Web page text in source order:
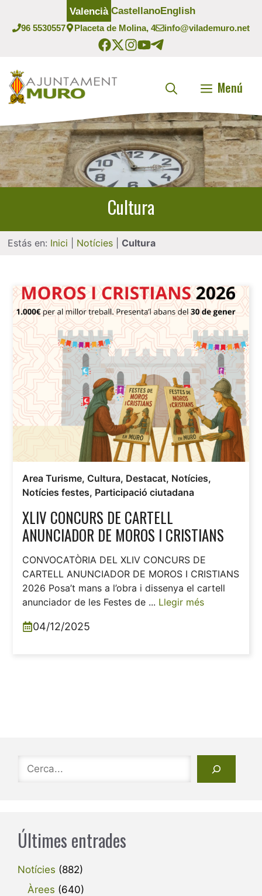
contingut
96 5530557 Placeta de Molina, 4 info@vilademuro.net
Valencià CastellanoEnglish
Menú
Cultura
Estás en: Inici Notícies Cultura
Area Turisme, Cultura, Destacat, Notícies,
Notícies festes, Participació ciutadana
XLIV CONCURS DE CARTELL
ANUNCIADOR DE MOROS I CRISTIANS
CONVOCATÒRIA DEL XLIV CONCURS DE
CARTELL ANUNCIADOR DE MOROS I CRISTIANS
2026 Posa’t mans a l’obra i dissenya el cartell
anunciador de les Festes de ... Llegir més
04/12/2025
Cerca
Últimes entrades
Notícies (882)
Àrees (640)